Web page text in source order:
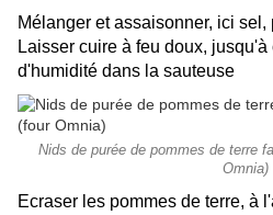
Mélanger et assaisonner, ici
Laisser cuire à feu doux,
d'humidité dans la sauteuse
Nids de purée de pommes de terre
Omnia)
Ecraser les pommes de terre, à